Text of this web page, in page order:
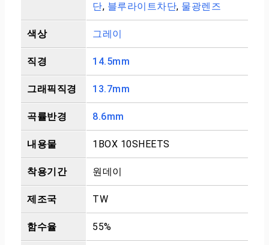
단, 블루라이트차단, 물광렌즈
색상 그레이
직경 14.5mm
그래픽직경 13.7mm
곡률반경 8.6mm
내용물 1BOX 10SHEETS
착용기간 원데이
제조국 TW
함수율 55%